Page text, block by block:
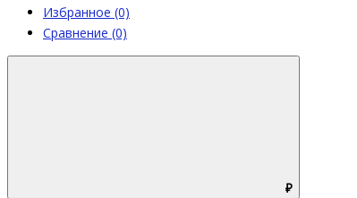
Избранное (0)
Сравнение (0)
₽